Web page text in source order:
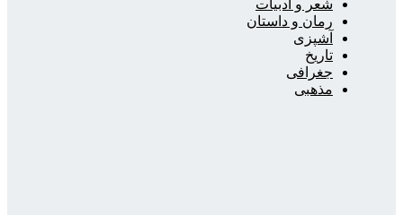
شعر و ادبیات
رمان و داستان
آشپزی
تاریخ
جغرافی
مذهبی